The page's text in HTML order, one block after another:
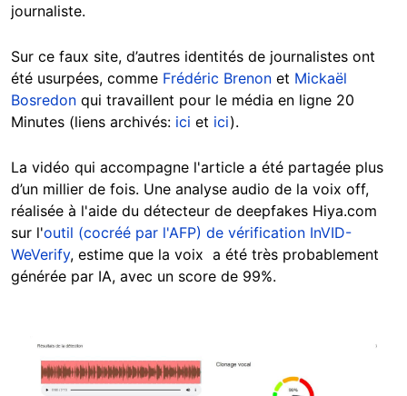
journaliste.
Sur ce faux site, d’autres identités de journalistes ont
été usurpées, comme Frédéric Brenon et Mickaël
Bosredon qui travaillent pour le média en ligne 20
Minutes (liens archivés: ici et ici).
La vidéo qui accompagne l'article a été partagée plus
d’un millier de fois. Une analyse audio de la voix off,
réalisée à l'aide du détecteur de deepfakes Hiya.com
sur l'outil (cocréé par l'AFP) de vérification InVID-
WeVerify, estime que la voix a été très probablement
générée par IA, avec un score de 99%.
Image